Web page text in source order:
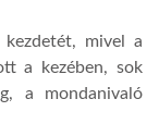
mivel a
a kezében, sok
a mondanivaló